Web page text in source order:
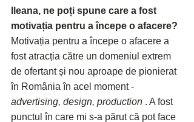
Ileana, ne poți spune care a fost
motivația pentru a începe o afacere?
Motivația pentru a începe o afacere a
fost atracția către un domeniul extrem
de ofertant și nou aproape de pionierat
în România în acel moment -
advertising, design, production . A fost
punctul în care mi s-a părut că pot face